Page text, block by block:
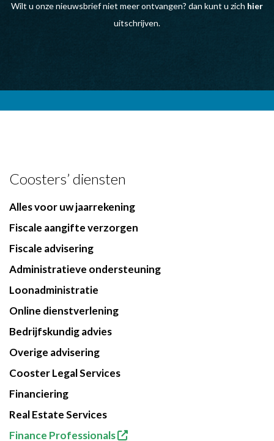
Wilt u onze nieuwsbrief niet meer ontvangen? dan kunt u zich hier
uitschrijven.
Coosters’ diensten
Alles voor uw jaarrekening
Fiscale aangifte verzorgen
Fiscale advisering
Administratieve ondersteuning
Loonadministratie
Online dienstverlening
Bedrijfskundig advies
Overige advisering
Cooster Legal Services
Financiering
Real Estate Services
Finance Professionals